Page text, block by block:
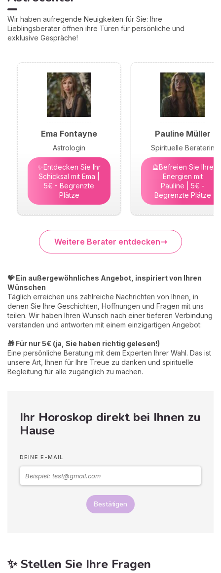
Wir haben aufregende Neuigkeiten für Sie: Ihre
Lieblingsberater öffnen ihre Türen für persönliche und
exklusive Gespräche!
Ema Fontayne
Astrologin
✨Entdecken Sie Ihr
Schicksal mit Ema |
5€ - Begrenzte
Plätze
Pauline Müller
Spirituelle Beraterin
🔮Befreien Sie Ihre
Energien mit
Pauline | 5€ -
Begrenzte Plätze
Weitere Berater entdecken
💝 Ein außergewöhnliches Angebot, inspiriert von Ihren
Wünschen
Täglich erreichen uns zahlreiche Nachrichten von Ihnen, in
denen Sie Ihre Geschichten, Hoffnungen und Fragen mit uns
teilen. Wir haben Ihren Wunsch nach einer tieferen Verbindung
verstanden und antworten mit einem einzigartigen Angebot:
🎁 Für nur 5€ (ja, Sie haben richtig gelesen!)
Eine persönliche Beratung mit dem Experten Ihrer Wahl. Das ist
unsere Art, Ihnen für Ihre Treue zu danken und spirituelle
Begleitung für alle zugänglich zu machen.
Ihr Horoskop direkt bei Ihnen zu
Hause
DEINE E-MAIL
Bestätigen
✨ Stellen Sie Ihre Fragen